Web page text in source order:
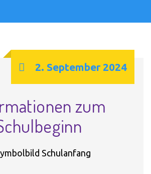
2. September 2024
zum